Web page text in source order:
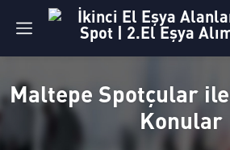
Maltepe Spotçular
Konular